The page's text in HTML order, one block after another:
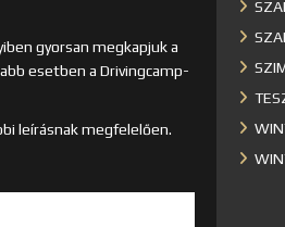
gyorsan megkapjuk a
esetben a Drivingcamp-
leírásnak megfelelően.